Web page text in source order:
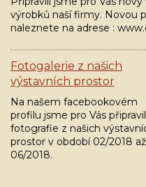
výrobků naší firmy. Novou
naleznete na adrese :
Fotogalerie z našich
výstavních prostor
Na našem facebookovém
profilu jsme pro Vás
fotografie z našich
prostor v období 02/2018 až
06/2018.